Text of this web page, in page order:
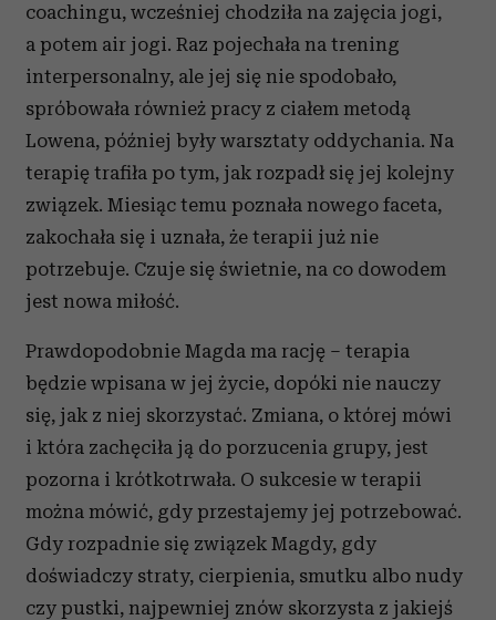
coachingu, wcześniej chodziła na zajęcia jogi,
a potem air jogi. Raz pojechała na trening
interpersonalny, ale jej się nie spodobało,
spróbowała również pracy z ciałem metodą
Lowena, później były warsztaty oddychania. Na
terapię trafiła po tym, jak rozpadł się jej kolejny
związek. Miesiąc temu poznała nowego faceta,
zakochała się i uznała, że terapii już nie
potrzebuje. Czuje się świetnie, na co dowodem
jest nowa miłość.
Prawdopodobnie Magda ma rację – terapia
będzie wpisana w jej życie, dopóki nie nauczy
się, jak z niej skorzystać. Zmiana, o której mówi
i która zachęciła ją do porzucenia grupy, jest
pozorna i krótkotrwała. O sukcesie w terapii
można mówić, gdy przestajemy jej potrzebować.
Gdy rozpadnie się związek Magdy, gdy
doświadczy straty, cierpienia, smutku albo nudy
czy pustki, najpewniej znów skorzysta z jakiejś